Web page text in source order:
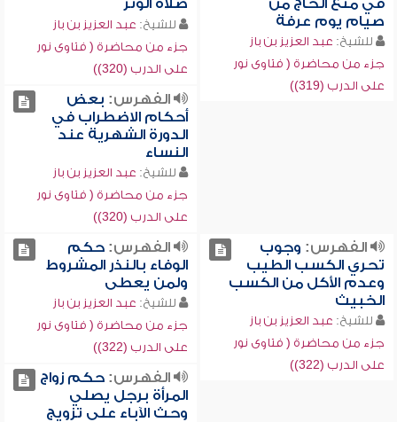
في منع الحاج من
صيام يوم عرفة
للشيخ: عبد العزيز بن باز
جزء من محاضرة ( فتاوى نور
على الدرب (319))
صلاة الوتر
للشيخ: عبد العزيز بن باز
جزء من محاضرة ( فتاوى نور
على الدرب (320))
الفهرس: بعض
أحكام الاضطراب في
الدورة الشهرية عند
النساء
للشيخ: عبد العزيز بن باز
جزء من محاضرة ( فتاوى نور
على الدرب (320))
الفهرس: وجوب
تحري الكسب الطيب
وعدم الأكل من الكسب
الخبيث
للشيخ: عبد العزيز بن باز
جزء من محاضرة ( فتاوى نور
على الدرب (322))
الفهرس:حكم
الوفاء بالنذر المشروط
ولمن يعطى
للشيخ: عبد العزيز بن باز
جزء من محاضرة ( فتاوى نور
على الدرب (322))
الفهرس:حكم زواج
المرأة برجل يصلي
وحث الآباء على تزويج